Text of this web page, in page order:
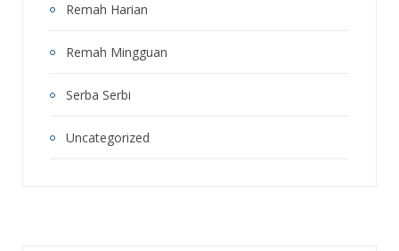
Remah Harian
Remah Mingguan
Serba Serbi
Uncategorized